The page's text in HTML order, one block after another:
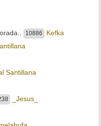
10886
Kefka
Santillana
_Jesus_